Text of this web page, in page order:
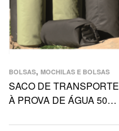
BOLSAS, MOCHILAS E BOLSAS
SACO DE TRANSPORTE
À PROVA DE ÁGUA 50